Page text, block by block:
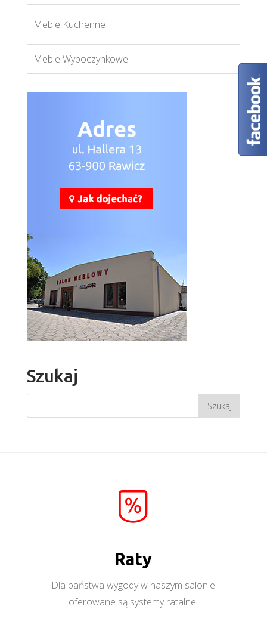
Meble Kuchenne
Meble Wypoczynkowe
Szukaj
Raty
Dla państwa wygody w naszym salonie
oferowane są systemy ratalne.